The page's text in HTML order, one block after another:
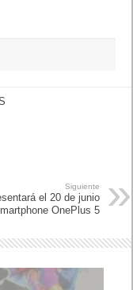
Siguiente
OnePlus 5